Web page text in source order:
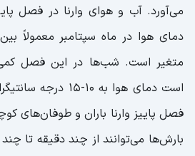
می‌آورد. آب و هوای وارنا در فصل
متغیر است. شب‌ها در این فصل
است دمای هوا به 10-
فصل پاییز وارنا باران و طوفان‌های
بارش‌ها می‌توانند از چند دقیقه تا